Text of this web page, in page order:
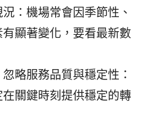
：機場常會因季節性、
顯著變化，要看最新數
略服務品質與穩定性：
關鍵時刻提供穩定的轉